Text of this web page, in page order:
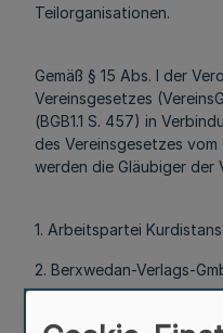
Teilorganisationen.
Gemäß § 15 Abs. l der
Vereinsgesetzes
(BGB1.1 S. 457) in
des Vereinsgesetzes vom
werden die Gläubiger der
1. Arbeitspartei Kurdistans
2. Berxwedan-Verlags-